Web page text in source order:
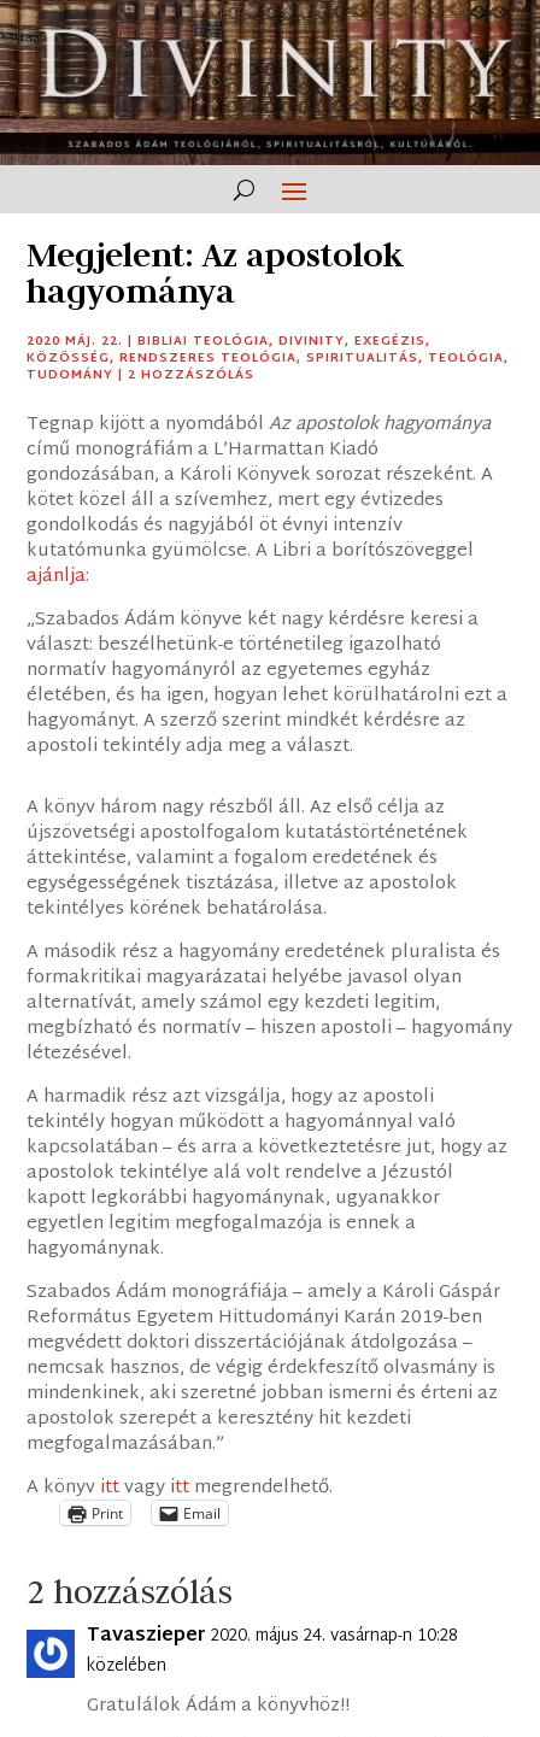
Megjelent: Az apostolok
hagyománya
2020 MÁJ. 22. |BIBLIAI TEOLÓGIA,DIVINITY,EXEGÉZIS,
KÖZÖSSÉG,RENDSZERES TEOLÓGIA,SPIRITUALITÁS, TEOLÓGIA,
TUDOMÁNY | 2 HOZZÁSZÓLÁS
Tegnap kijött a nyomdábólAz apostolok hagyománya
című monográfiám a L’Harmattan Kiadó
gondozásában, a Károli Könyvek sorozat részeként. A
kötet közel áll a szívemhez, mert egy évtizedes
gondolkodás és nagyjából öt évnyi intenzív
kutatómunka gyümölcse. A Libri a borítószöveggel
ajánlja:
„Szabados Ádám könyve két nagy kérdésre keresi a
választ: beszélhetünk-e történetileg igazolható
normatív hagyományról az egyetemes egyház
életében, és ha igen, hogyan lehet körülhatárolni ezt a
hagyományt. A szerző szerint mindkét kérdésre az
apostoli tekintély adja meg a választ.
A könyv három nagy részből áll. Az első célja az
újszövetségi apostolfogalom kutatástörténetének
áttekintése, valamint a fogalom eredetének és
egységességének tisztázása, illetve az apostolok
tekintélyes körének behatárolása.
A második rész a hagyomány eredetének pluralista és
formakritikai magyarázatai helyébe javasol olyan
alternatívát, amely számol egy kezdeti legitim,
megbízható és normatív – hiszen apostoli – hagyomány
létezésével.
A harmadik rész azt vizsgálja, hogy az apostoli
tekintély hogyan működött a hagyománnyal való
kapcsolatában – és arra a következtetésre jut, hogy az
apostolok tekintélye alá volt rendelve a Jézustól
kapott legkorábbi hagyománynak, ugyanakkor
egyetlen legitim megfogalmazója is ennek a
hagyománynak.
Szabados Ádám monográfiája – amely a Károli Gáspár
Református Egyetem Hittudományi Karán 2019-ben
megvédett doktori disszertációjának átdolgozása –
nemcsak hasznos, de végig érdekfeszítő olvasmány is
mindenkinek, aki szeretné jobban ismerni és érteni az
apostolok szerepét a keresztény hit kezdeti
megfogalmazásában.”
A könyvittvagyittmegrendelhető.
Print Email
2 hozzászólás
Tavaszieper 2020. május 24. vasárnap-n 10:28
közelében
Gratulálok Ádám a könyvhöz!!